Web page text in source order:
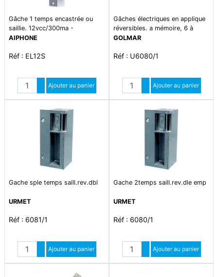
Gâche 1 temps encastrée ou
saillie. 12vcc/300ma -
12vac/250ma simple empênage
AIPHONE
Réf : EL12S
Quantité
Augmenter quantité
Diminuer quantité
Ajouter au panier
Gâches électriques en applique
réversibles. a mémoire, 6 à
12vcc/vca
GOLMAR
Réf : U6080/1
Quantité
Augmenter quantité
Diminuer quantité
Ajouter au panier
Gache sple temps saill.rev.dbl
URMET
Réf : 6081/1
Quantité
Augmenter quantité
Diminuer quantité
Ajouter au panier
Gache 2temps saill.rev.dle emp
URMET
Réf : 6080/1
Quantité
Augmenter quantité
Diminuer quantité
Ajouter au panier